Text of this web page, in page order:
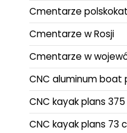
Cmentarze
Cmentarze w Rosji
Cmentarze w
CNC aluminum boat
CNC kayak plans
CNC kayak plans 73